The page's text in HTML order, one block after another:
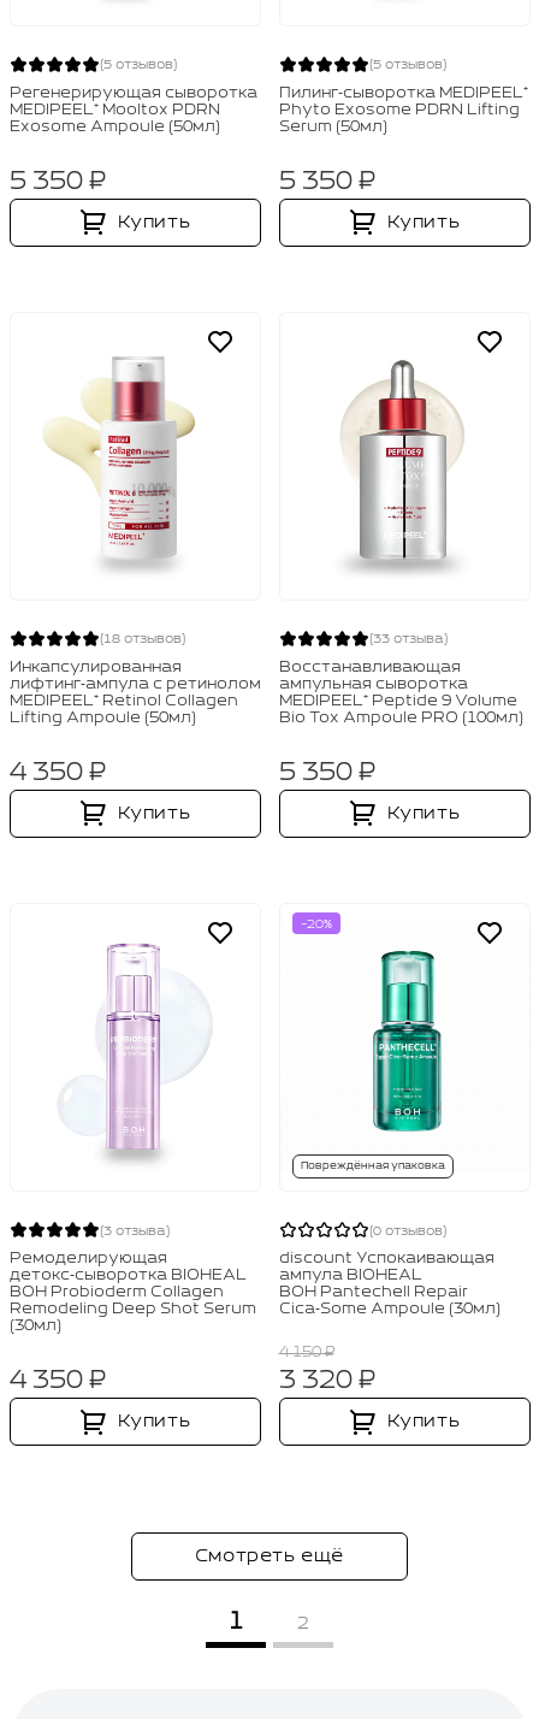
(5 отзывов)
Регенерирующая сыворотка
MEDIPEEL⁺ Mooltox PDRN
Exosome Ampoule (50мл)
5 350 ₽
Купить
(5 отзывов)
Пилинг‑сыворотка MEDIPEEL⁺
Phyto Exosome PDRN Lifting
Serum (50мл)
5 350 ₽
Купить
(18 отзывов)
Инкапсулированная
лифтинг‑ампула с ретинолом
MEDIPEEL⁺ Retinol Collagen
Lifting Ampoule (50мл)
4 350 ₽
Купить
(33 отзыва)
Восстанавливающая
ампульная сыворотка
MEDIPEEL⁺ Peptide 9 Volume
Bio Tox Ampoule PRO (100мл)
5 350 ₽
Купить
(3 отзыва)
Ремоделирующая
детокс‑сыворотка BIOHEAL
BOH Probioderm Collagen
Remodeling Deep Shot Serum
(30мл)
4 350 ₽
Купить
-20%
Повреждённая упаковка
(0 отзывов)
discount Успокаивающая
ампула BIOHEAL
BOH Pantechell Repair
Cica‑Some Ampoule (30мл)
4 150 ₽
3 320 ₽
Купить
Смотреть ещё
1 2